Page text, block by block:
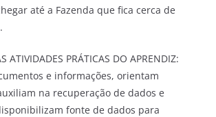
até a Fazenda que fica cerca de
ATIVIDADES PRÁTICAS DO APRENDIZ:
e informações, orientam
na recuperação de dados e
fonte de dados para